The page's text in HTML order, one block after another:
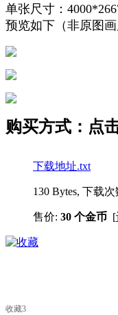
单张尺寸：
预览如下（非原图画
购买方式：点
下载地址.txt
130 Bytes, 下载次
售价: 30 个金币 [
收藏3